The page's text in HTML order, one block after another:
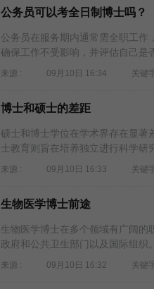
公务员可以考全日制博士吗？
公务员在服务期内通常需全职工
确保工作不受影响，并评估自己是
来源 : 09月10日 16:34 关键
博士和硕士的差距
硕士和博士学位在学术界存在显著
士教育则旨在培养独立进行科学
来源 : 09月10日 16:33 关键
生物医学博士前途
生物医学博士在多个领域有广阔
政府和公共卫生部门以及国际组
来源 : 09月10日 16:32 关键